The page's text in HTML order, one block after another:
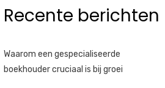
Recente berichten
Waarom een gespecialiseerde
boekhouder cruciaal is bij groei